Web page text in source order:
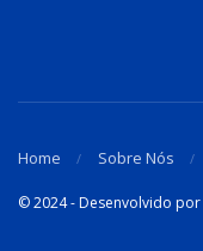
Home Sobre Nós
© 2024 - Desenvolvido por